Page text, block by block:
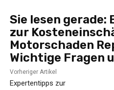
Sie lesen gerade:
zur
Motorschaden
Wichtige Fragen
Vorheriger Artikel
Expertentipps zur